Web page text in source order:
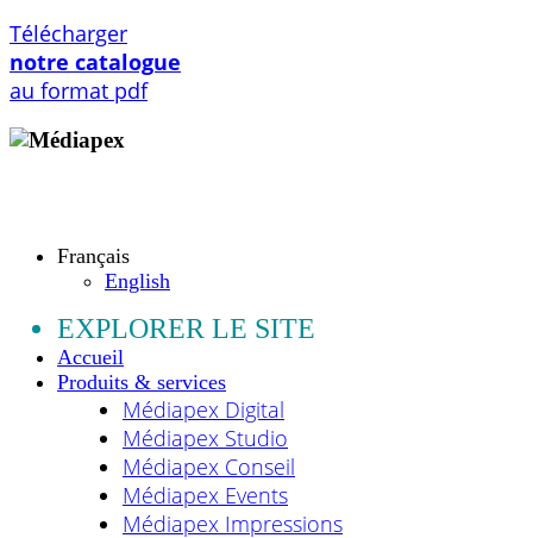
Télécharger
notre catalogue
au format pdf
Français
English
EXPLORER LE SITE
Accueil
Produits & services
Médiapex Digital
Médiapex Studio
Médiapex Conseil
Médiapex Events
Médiapex Impressions